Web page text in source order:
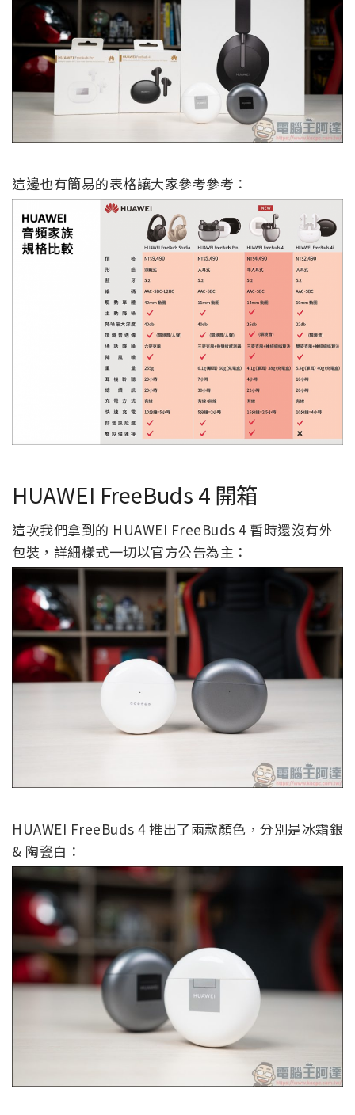
這邊也有簡易的表格讓大家參考參考：
HUAWEI FreeBuds 4 開箱
這次我們拿到的 HUAWEI FreeBuds 4 暫時還沒有外
包裝，詳細樣式一切以官方公告為主：
HUAWEI FreeBuds 4 推出了兩款顏色，分別是冰霜銀
& 陶瓷白：